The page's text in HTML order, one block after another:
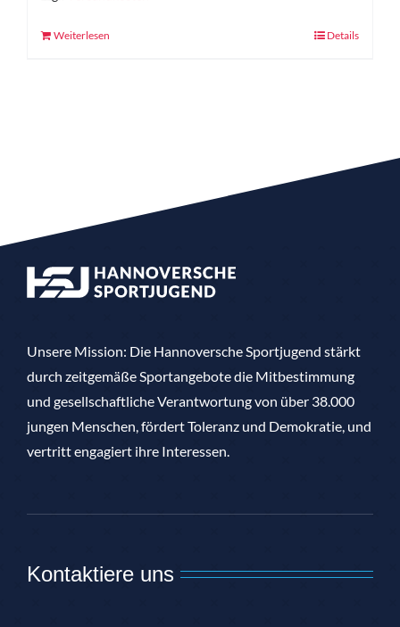
Weiterlesen Details
Unsere Mission: Die Hannoversche Sportjugend stärkt
durch zeitgemäße Sportangebote die Mitbestimmung
und gesellschaftliche Verantwortung von über 38.000
jungen Menschen, fördert Toleranz und Demokratie, und
vertritt engagiert ihre Interessen.
Kontaktiere uns